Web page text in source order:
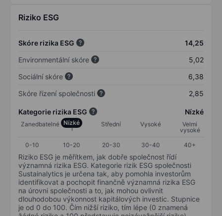
Riziko ESG
Skóre rizika ESG
14,25
Environmentální skóre
5,02
Sociální skóre
6,38
Skóre řízení společnosti
2,85
Kategorie rizika ESG Nízké
Zanedbatelné Nízké Střední Vysoké
Velmi
vysoké
0-10
10-20 20-30 30-40 40+
Riziko ESG je měřítkem, jak dobře společnost řídí
významná rizika ESG. Kategorie rizik ESG společnosti
Sustainalytics je určena tak, aby pomohla investorům
identifikovat a pochopit finančně významná rizika ESG
na úrovni společnosti a to, jak mohou ovlivnit
dlouhodobou výkonnost kapitálových investic. Stupnice
je od 0 do 100. Čím nižší riziko, tím lépe (0 znamená